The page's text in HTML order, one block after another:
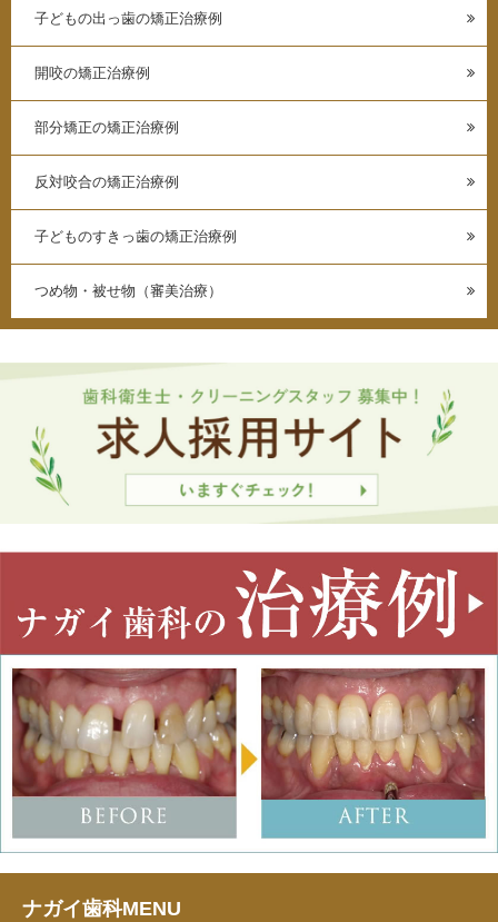
子どもの出っ歯の矯正治療例
開咬の矯正治療例
部分矯正の矯正治療例
反対咬合の矯正治療例
子どものすきっ歯の矯正治療例
つめ物・被せ物（審美治療）
ナガイ歯科MENU